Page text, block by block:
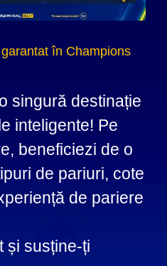
în Champions
singură destinație
inteligente! Pe
beneficiezi de o
de pariuri, cote
de pariere
și susține-ți